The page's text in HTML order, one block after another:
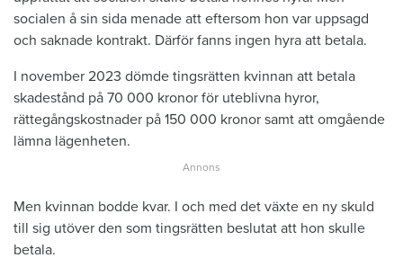
socialen å sin sida menade att eftersom hon var uppsagd
och saknade kontrakt. Därför fanns ingen hyra att betala.
I november 2023 dömde tingsrätten kvinnan att betala
skadestånd på 70 000 kronor för uteblivna hyror,
rättegångskostnader på 150 000 kronor samt att omgående
lämna lägenheten.
Men kvinnan bodde kvar. I och med det växte en ny skuld
till sig utöver den som tingsrätten beslutat att hon skulle
betala.